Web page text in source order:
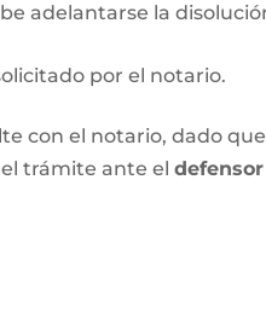
adelantarse la
por el notario.
con el notario, dado
trámite ante el